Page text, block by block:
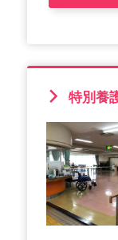
特別養